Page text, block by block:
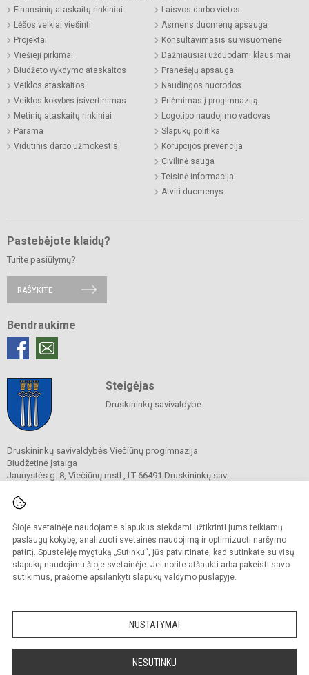
Šioje svetainėje naudojame slapukus siekdami užtikrinti jums teikiamų
paslaugų kokybę, analizuoti svetainės naudojimą ir optimizuoti naršymo
patirtį. Spustelėję mygtuką „Sutinku“, jūs patvirtinate, kad sutinkate su visų
slapukų naudojimu šioje svetainėje. Jei norite atšaukti arba pakeisti savo
sutikimus, prašome apsilankyti slapukų valdymo puslapyje.
NUSTATYMAI
NESUTINKU
Finansinių ataskaitų rinkiniai
Lėšos veiklai viešinti
Projektai
Viešieji pirkimai
Biudžeto vykdymo ataskaitos
Veiklos ataskaitos
Veiklos kokybės įsivertinimas
Metinių ataskaitų rinkiniai
Parama
Vidutinis darbo užmokestis
Laisvos darbo vietos
Asmens duomenų apsauga
Konsultavimasis su visuomene
Dažniausiai užduodami klausimai
Pranešėjų apsauga
Naudingos nuorodos
Priėmimas į progimnaziją
Logotipo naudojimo vadovas
Slapukų politika
Korupcijos prevencija
Civilinė sauga
Teisinė informacija
Atviri duomenys
Pastebėjote klaidų?
Turite pasiūlymų?
RAŠYKITE
Bendraukime
Steigėjas
Druskininkų savivaldybė
Druskininkų savivaldybės Viečiūnų progimnazija
Biudžetinė įstaiga
Jaunystės g. 8, Viečiūnų mstl., LT-66491 Druskininkų sav.
El. p.
Duomenys kaupiami ir saugomi
Juridinių asmenų registre
Įstaigos kodas 190108418
El. pristatymo dėžutės adresas 190108418
Kopijuoti turinį be raštiško progimnazijos sutikimo griežtai draudžiama.
Prieinamumo paraiška Slapukų valdymas
Sumanus būdas atnaujinti